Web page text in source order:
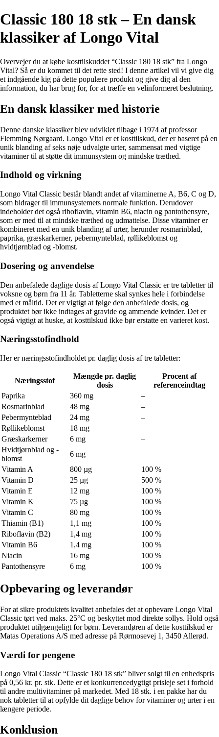
Classic 180 18 stk – En dansk
klassiker af Longo Vital
Overvejer du at købe kosttilskuddet “Classic 180 18 stk” fra Longo
Vital? Så er du kommet til det rette sted! I denne artikel vil vi give dig
et indgående kig på dette populære produkt og give dig al den
information, du har brug for, for at træffe en velinformeret beslutning.
En dansk klassiker med historie
Denne danske klassiker blev udviklet tilbage i 1974 af professor
Flemming Nørgaard. Longo Vital er et kosttilskud, der er baseret på en
unik blanding af seks nøje udvalgte urter, sammensat med vigtige
vitaminer til at støtte dit immunsystem og mindske træthed.
Indhold og virkning
Longo Vital Classic består blandt andet af vitaminerne A, B6, C og D,
som bidrager til immunsystemets normale funktion. Derudover
indeholder det også riboflavin, vitamin B6, niacin og pantothensyre,
som er med til at mindske træthed og udmattelse. Disse vitaminer er
kombineret med en unik blanding af urter, herunder rosmarinblad,
paprika, græskarkerner, pebermynteblad, røllikeblomst og
hvidtjørnblad og -blomst.
Dosering og anvendelse
Den anbefalede daglige dosis af Longo Vital Classic er tre tabletter til
voksne og børn fra 11 år. Tabletterne skal synkes hele i forbindelse
med et måltid. Det er vigtigt at følge den anbefalede dosis, og
produktet bør ikke indtages af gravide og ammende kvinder. Det er
også vigtigt at huske, at kosttilskud ikke bør erstatte en varieret kost.
Næringsstofindhold
Her er næringsstofindholdet pr. daglig dosis af tre tabletter:
Næringsstof
Mængde pr. daglig
dosis
Procent af
referenceindtag
Paprika
360 mg
–
Rosmarinblad
48 mg
–
Pebermynteblad
24 mg
–
Røllikeblomst
18 mg
–
Græskarkerner
6 mg
–
Hvidtjørnblad og -
blomst
6 mg
–
Vitamin A
800 µg
100 %
Vitamin D
25 µg
500 %
Vitamin E
12 mg
100 %
Vitamin K
75 µg
100 %
Vitamin C
80 mg
100 %
Thiamin (B1)
1,1 mg
100 %
Riboflavin (B2)
1,4 mg
100 %
Vitamin B6
1,4 mg
100 %
Niacin
16 mg
100 %
Pantothensyre
6 mg 100 %
Opbevaring og leverandør
For at sikre produktets kvalitet anbefales det at opbevare Longo Vital
Classic tørt ved maks. 25°C og beskyttet mod direkte sollys. Hold også
produktet utilgængeligt for børn. Leverandøren af dette kosttilskud er
Matas Operations A/S med adresse på Rørmosevej 1, 3450 Allerød.
Værdi for pengene
Longo Vital Classic “Classic 180 18 stk” bliver solgt til en enhedspris
på 0,56 kr. pr. stk. Dette er et konkurrencedygtigt prisleje set i forhold
til andre multivitaminer på markedet. Med 18 stk. i en pakke har du
nok tabletter til at opfylde dit daglige behov for vitaminer og urter i en
længere periode.
Konklusion